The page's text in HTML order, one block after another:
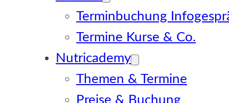
Terminbuchung
Termine Kurse & Co.
Nutricademy
Themen & Termine
Preise & Buchung